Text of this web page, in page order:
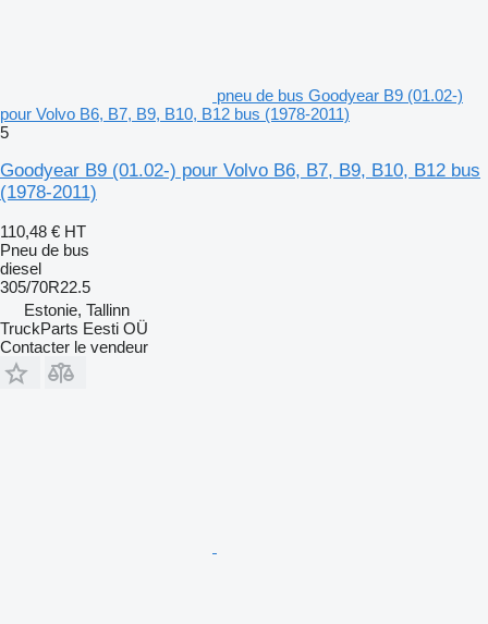
pneu de bus Goodyear B9 (01.02-)
pour Volvo B6, B7, B9, B10, B12 bus (1978-2011)
5
Goodyear B9 (01.02-) pour Volvo B6, B7, B9, B10, B12 bus
(1978-2011)
110,48 € HT
Pneu de bus
diesel
305/70R22.5
Estonie, Tallinn
TruckParts Eesti OÜ
Contacter le vendeur